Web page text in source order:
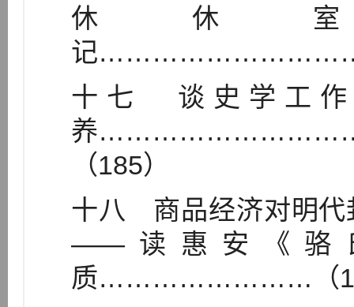
休休
记
十七 谈史学工作
养
（185）
十八 商品经济对明代
——读惠安《骆
质……………………（